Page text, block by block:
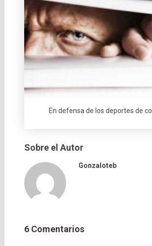
En defensa de los deportes de
Sobre el Autor
Gonzaloteb
6 Comentarios